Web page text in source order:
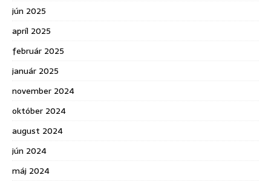
jún 2025
apríl 2025
február 2025
január 2025
november 2024
október 2024
august 2024
jún 2024
máj 2024